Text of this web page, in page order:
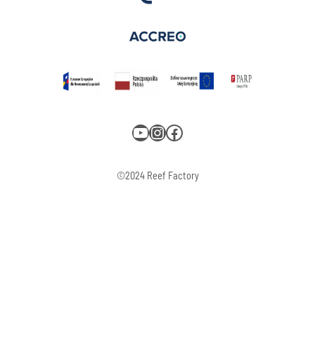
YouTube Instagram Facebook
©2024 Reef Factory